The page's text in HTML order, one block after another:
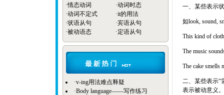
·情态动词 ·动词时态
·动词不定式 ·it的用法
·状语从句 ·宾语从句
·被动语态 ·定语从句
·v-ing用法难点释疑
·Body language——写作练习
一、某些表示
如look, sound,
This kind of
The music
The cake
二、某些表示“
表示被动意义